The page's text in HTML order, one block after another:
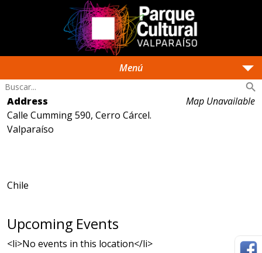
Menú arrow_drop_down
search
Map Unavailable
Address
Calle Cumming 590, Cerro Cárcel.
Valparaíso
Chile
Upcoming Events
<li>No events in this location</li>